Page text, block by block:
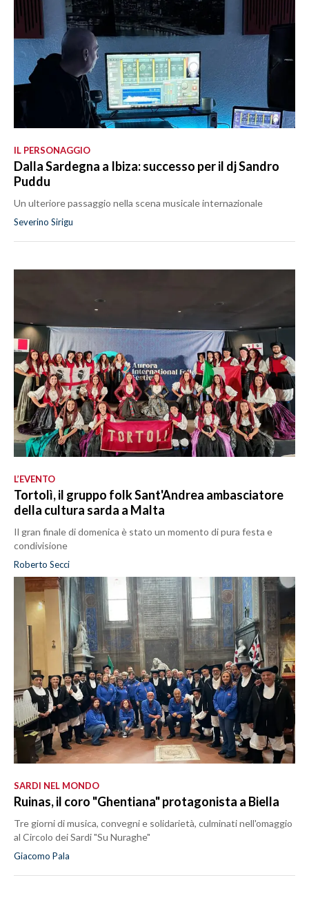
IL PERSONAGGIO
Dalla Sardegna a Ibiza: successo per il dj Sandro
Puddu
Un ulteriore passaggio nella scena musicale internazionale
Severino Sirigu
L’EVENTO
Tortolì, il gruppo folk Sant'Andrea ambasciatore
della cultura sarda a Malta
Il gran finale di domenica è stato un momento di pura festa e
condivisione
Roberto Secci
SARDI NEL MONDO
Ruinas, il coro "Ghentiana" protagonista a Biella
Tre giorni di musica, convegni e solidarietà, culminati nell'omaggio
al Circolo dei Sardi "Su Nuraghe"
Giacomo Pala